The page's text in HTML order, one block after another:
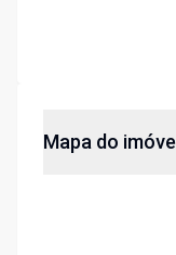
Mapa do imóvel